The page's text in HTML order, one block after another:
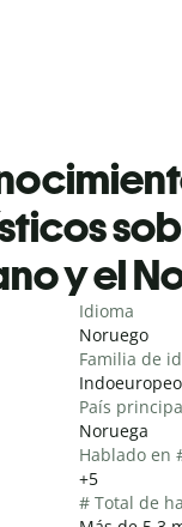
y el
Idioma
Noruego
Familia de
País
Noruega
Hablado en
+5
# Total de